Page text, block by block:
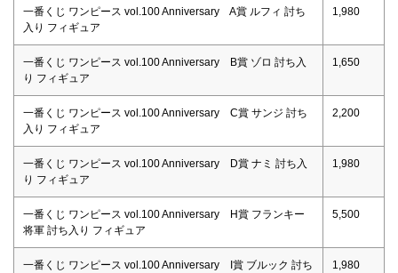
一番くじ ワンピース vol.100 Anniversary A賞 ルフィ 討ち
入り フィギュア
1,980
一番くじ ワンピース vol.100 Anniversary B賞 ゾロ 討ち入
り フィギュア
1,650
一番くじ ワンピース vol.100 Anniversary C賞 サンジ 討ち
入り フィギュア
2,200
一番くじ ワンピース vol.100 Anniversary D賞 ナミ 討ち入
り フィギュア
1,980
一番くじ ワンピース vol.100 Anniversary H賞 フランキー
将軍 討ち入り フィギュア
5,500
一番くじ ワンピース vol.100 Anniversary I賞 ブルック 討ち
1,980